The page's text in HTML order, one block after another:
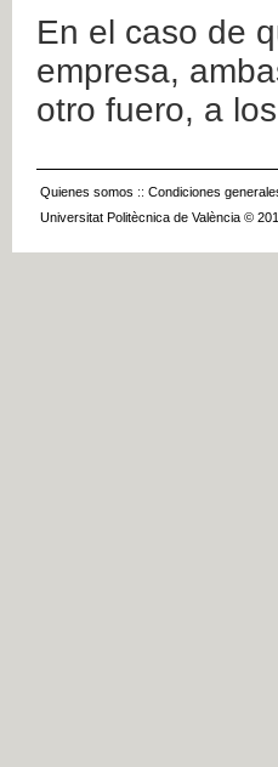
En el caso de
empresa,
otro fuero, a
Quienes somos :: Condiciones
Universitat Politècnica de València ©